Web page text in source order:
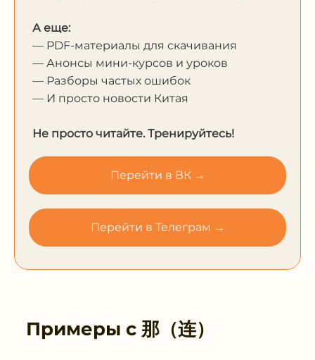
А еще:
— PDF-материалы для скачивания
— Анонсы мини-курсов и уроков
— Разборы частых ошибок
— И просто новости Китая
Не просто читайте. Тренируйтесь!
Перейти в ВК →
Перейти в Телеграм →
Примеры с 那（连）